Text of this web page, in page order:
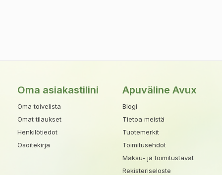
Oma asiakastilini
Oma toivelista
Omat tilaukset
Henkilötiedot
Osoitekirja
Apuväline Avux
Blogi
Tietoa meistä
Tuotemerkit
Toimitusehdot
Maksu- ja toimitustavat
Rekisteriseloste